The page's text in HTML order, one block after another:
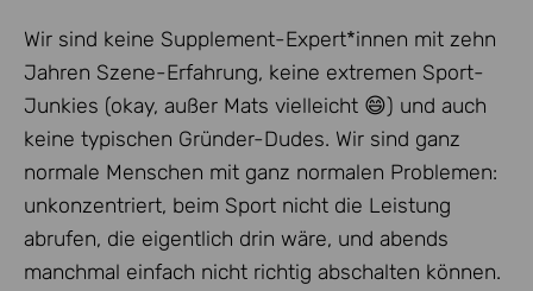
Wir sind keine Supplement-Expert*innen mit zehn
Jahren Szene-Erfahrung, keine extremen Sport-
Junkies (okay, außer Mats vielleicht 😄) und auch
keine typischen Gründer-Dudes. Wir sind ganz
normale Menschen mit ganz normalen Problemen:
unkonzentriert, beim Sport nicht die Leistung
abrufen, die eigentlich drin wäre, und abends
manchmal einfach nicht richtig abschalten können.